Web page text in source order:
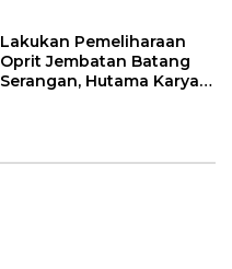
Lakukan Pemeliharaan
Oprit Jembatan Batang
Serangan, Hutama Karya